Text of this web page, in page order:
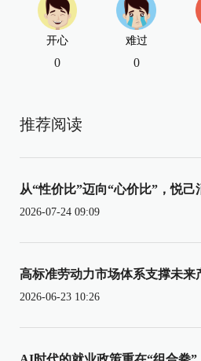
开心
0
难过
0
推荐阅读
从“性价比”迈向“心价比”，悦己
2026-07-24 09:09
高标准劳动力市场体系支撑未来
2026-06-23 10:26